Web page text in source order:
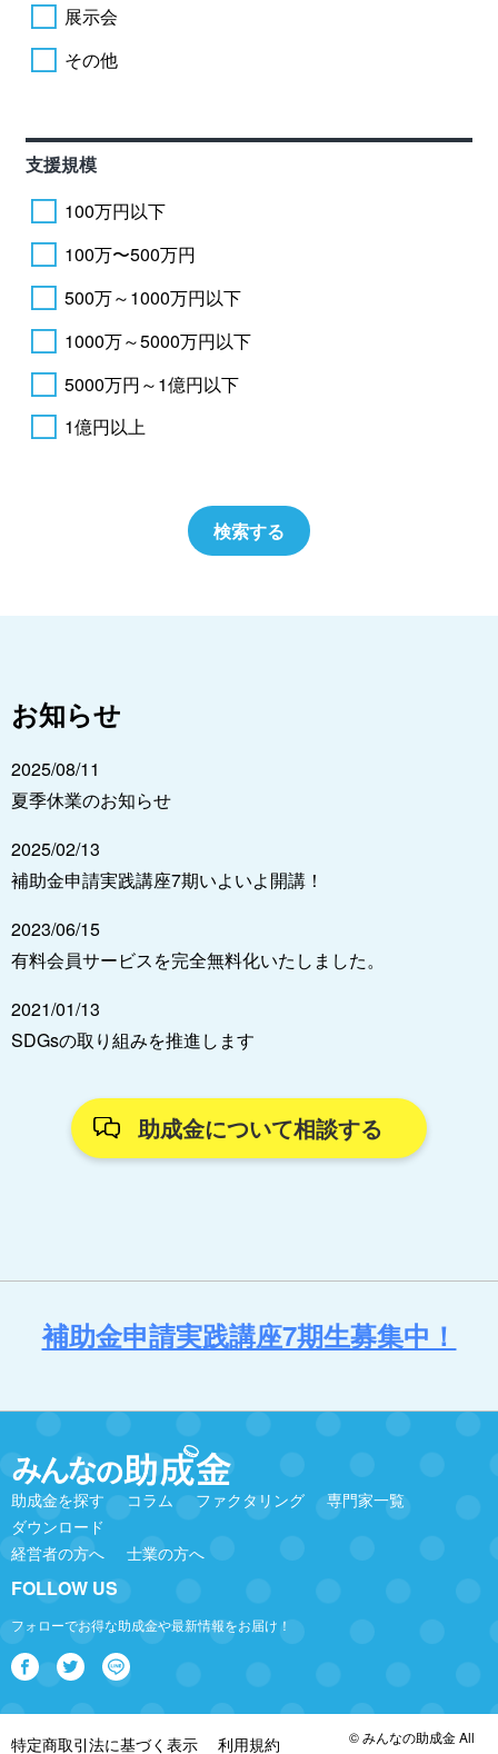
展示会
その他
支援規模
100万円以下
100万〜500万円
500万～1000万円以下
1000万～5000万円以下
5000万円～1億円以下
1億円以上
お知らせ
2025/08/11
夏季休業のお知らせ
2025/02/13
補助金申請実践講座7期いよいよ開講！
2023/06/15
有料会員サービスを完全無料化いたしました。
2021/01/13
SDGsの取り組みを推進します
助成金について相談する
補助金申請実践講座7期生募集中！
助成金を探す コラム ファクタリング
専門家一覧
ダウンロード
経営者の方へ
士業の方へ
FOLLOW US
フォローでお得な助成金や最新情報をお届け！
特定商取引法に基づく表示 利用規約
© みんなの助成金 All